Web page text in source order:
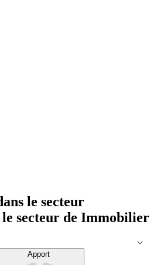
le secteur
secteur de Immobilier
Apport